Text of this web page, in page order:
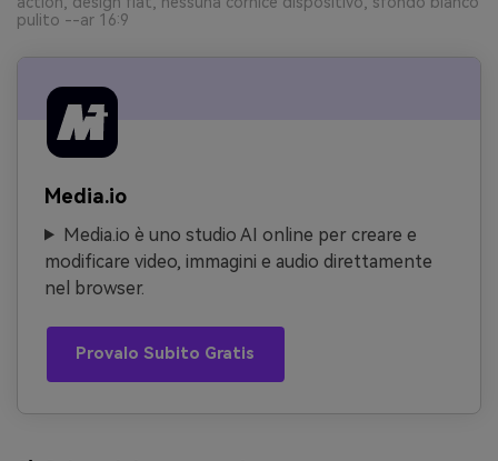
pulito --ar 16:9
Media.io
Media.io è uno studio AI online per creare e
modificare video, immagini e audio direttamente
nel browser.
Provalo Subito Gratis